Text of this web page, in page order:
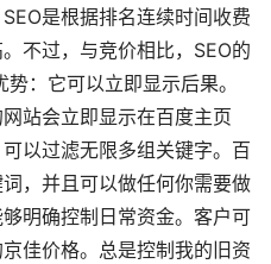
是根据排名连续时间收费
不过，与竞价相比，SEO的
：它可以立即显示后果。
站会立即显示在百度主页
以过滤无限多组关键字。百
，并且可以做任何你需要做
明确控制日常资金。客户可
佳价格。总是控制我的旧资